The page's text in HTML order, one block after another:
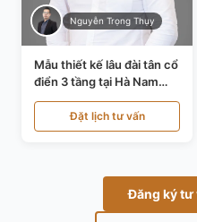
Nguyễn Trọng Thụy
Mẫu thiết kế lâu đài tân cổ
điển 3 tầng tại Hà Nam
KT24821
Đặt lịch tư vấn
Đăng ký tư